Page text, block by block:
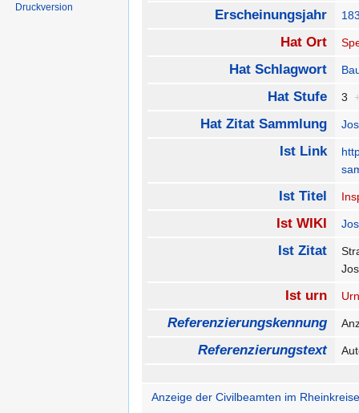
Erscheinungsjahr
Hat Ort
Hat Schlagwort
Hat Stufe 3
Hat Zitat Sammlung
Ist Link
Ist Titel
Ist WIKI
Ist Zitat
Ist urn
Referenzierungskennung
Referenzierungstext
Anzeige der Civilbeamten im
Druckversion